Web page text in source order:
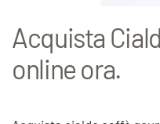
Acquista
online ora.